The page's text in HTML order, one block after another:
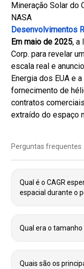
Mineração Solar do
NASA
Desenvolvimentos
Em maio de 2025, a
Corp. para revelar
escala real e
Energia dos EUA e
fornecimento de
contratos
extraído do espaço
Perguntas frequentes
Qual é o CAGR
espacial durante o
Qual era o
Quais são os